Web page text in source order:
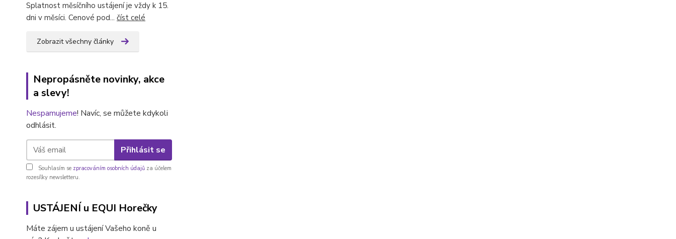
Splatnost měsíčního ustájení je vždy k 15.
dni v měsíci. Cenové pod... číst celé
Zobrazit všechny články
Nepropásněte novinky, akce
a slevy!
Nespamujeme! Navíc, se můžete kdykoli
odhlásit.
Přihlásit se
Souhlasím se zpracováním osobních údajů za účelem
rozesílky newsletteru.
USTÁJENÍ u EQUI Horečky
Máte zájem u ustájení Vašeho koně u